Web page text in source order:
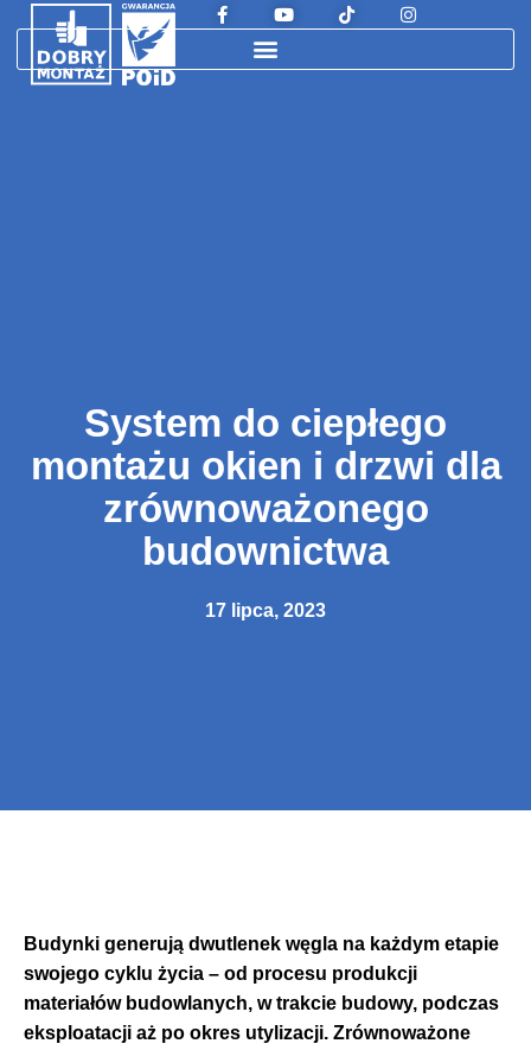
System do ciepłego
montażu okien i drzwi dla
zrównoważonego
budownictwa
17 lipca, 2023
Budynki generują dwutlenek węgla na każdym etapie
swojego cyklu życia – od procesu produkcji
materiałów budowlanych, w trakcie budowy, podczas
eksploatacji aż po okres utylizacji. Zrównoważone